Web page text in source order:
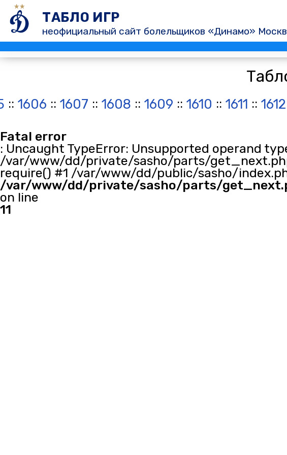
ТАБЛО ИГР
неофициальный сайт болельщиков «Динамо»
:: 1606 :: 1607 :: 1608 :: 1609 :: 1610 :: 1611 :: 1612
Fatal error
: Uncaught TypeError: Unsupported operand
/var/www/dd/private/sasho/parts/
require() #1 /var/www/dd/public/sasho/
/var/www/dd/private/sasho/parts/
on line
11